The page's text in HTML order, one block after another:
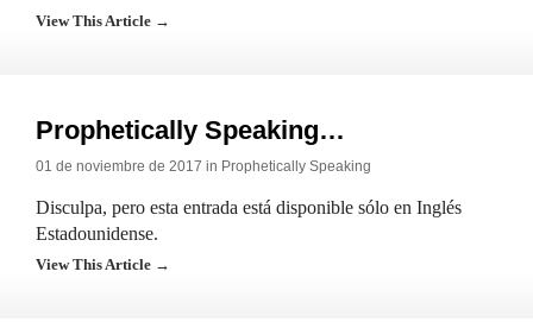
View This Article →
Prophetically Speaking…
01 de noviembre de 2017 in Prophetically Speaking
Disculpa, pero esta entrada está disponible sólo en Inglés
Estadounidense.
View This Article →